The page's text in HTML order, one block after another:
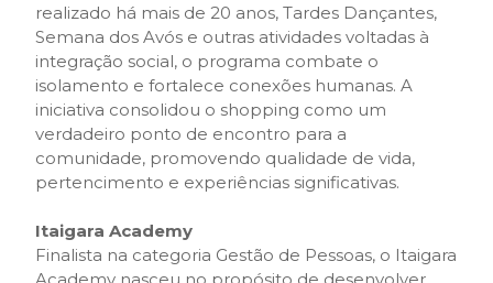
realizado há mais de 20 anos, Tardes Dançantes,
Semana dos Avós e outras atividades voltadas à
integração social, o programa combate o
isolamento e fortalece conexões humanas. A
iniciativa consolidou o shopping como um
verdadeiro ponto de encontro para a
comunidade, promovendo qualidade de vida,
pertencimento e experiências significativas.
Itaigara Academy
Finalista na categoria Gestão de Pessoas, o Itaigara